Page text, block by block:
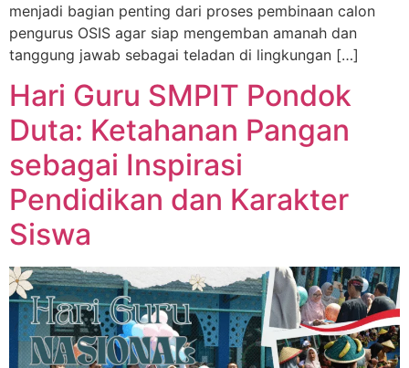
menjadi bagian penting dari proses pembinaan calon
pengurus OSIS agar siap mengemban amanah dan
tanggung jawab sebagai teladan di lingkungan […]
Hari Guru SMPIT Pondok
Duta: Ketahanan Pangan
sebagai Inspirasi
Pendidikan dan Karakter
Siswa